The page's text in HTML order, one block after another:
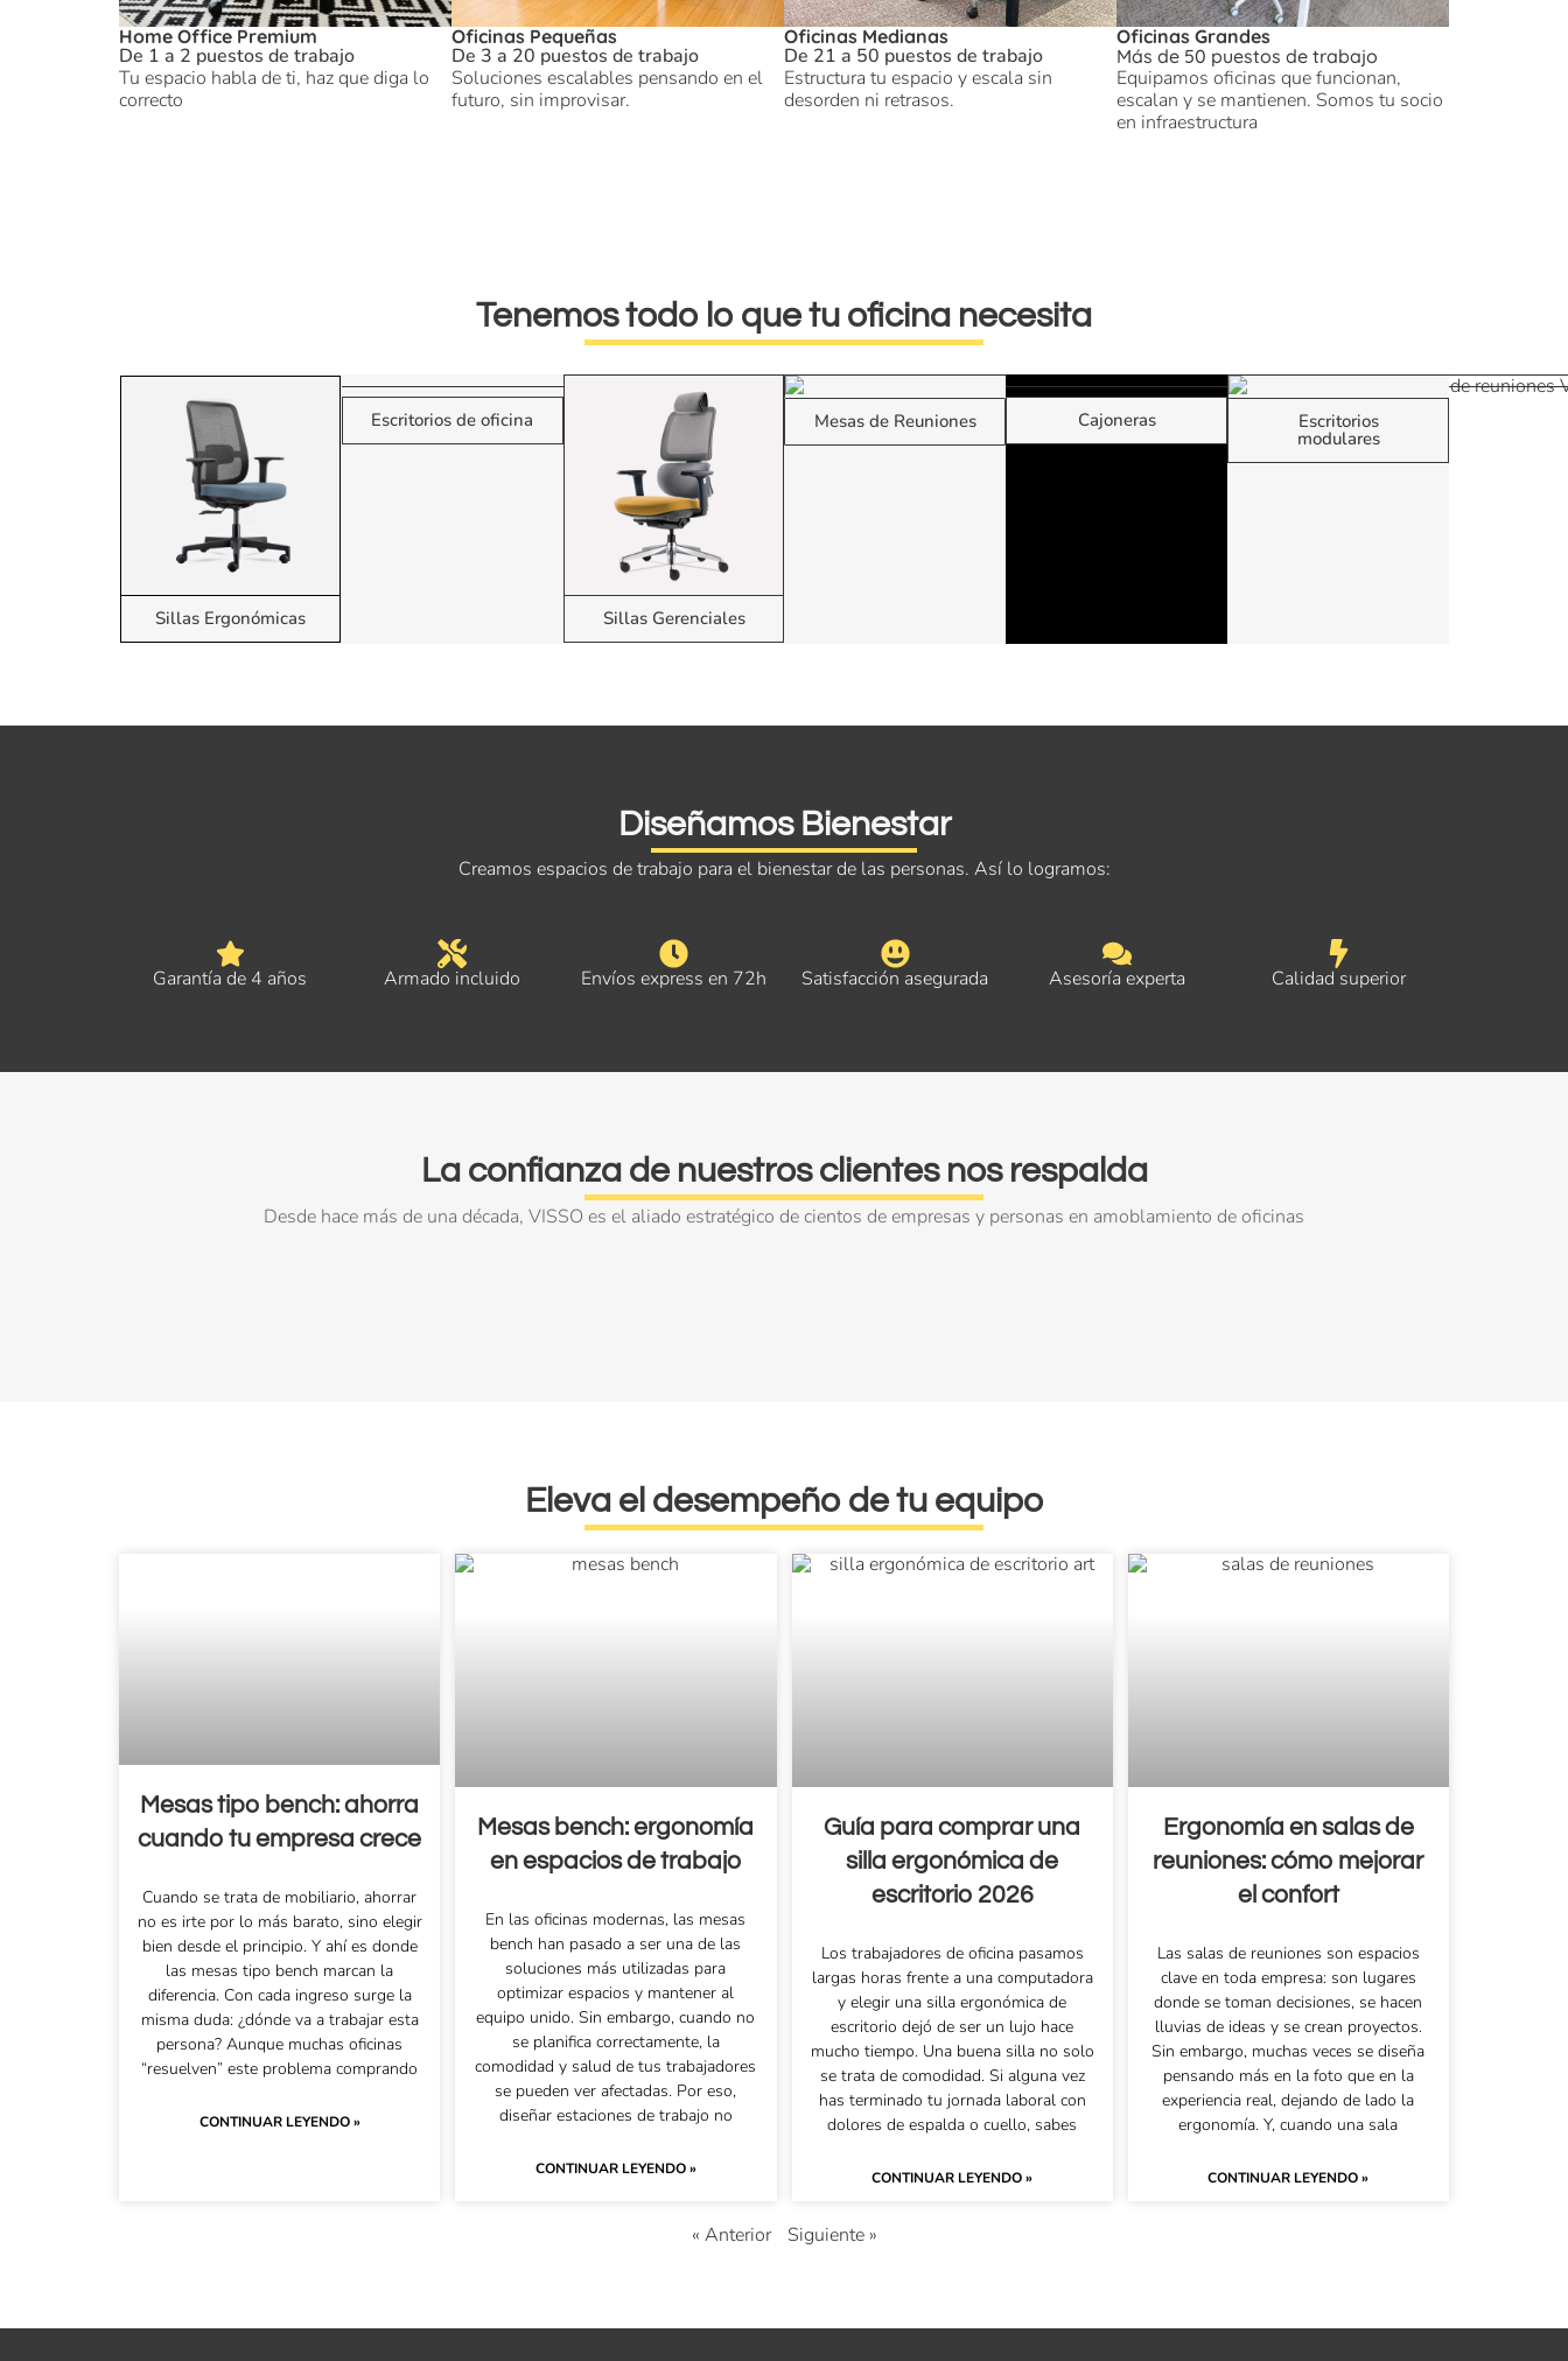
Home Office Premium
De 1 a 2 puestos de trabajo
Tu espacio habla de ti, haz que diga lo
correcto
Oficinas Pequeñas
De 3 a 20 puestos de trabajo
Soluciones escalables pensando en el
futuro, sin improvisar.
Oficinas Medianas
De 21 a 50 puestos de trabajo
Estructura tu espacio y escala sin
desorden ni retrasos.
Oficinas Grandes
Más de 50 puestos de trabajo
Equipamos oficinas que funcionan,
escalan y se mantienen. Somos tu socio
en infraestructura
Tenemos todo lo que tu oficina necesita
Sillas Ergonómicas
Escritorios de oficina
Sillas Gerenciales
Mesas de Reuniones Cajoneras Escritorios
modulares
Diseñamos Bienestar
Creamos espacios de trabajo para el bienestar de las personas. Así lo logramos:
Garantía de 4 años Armado incluido Envíos express en 72h Satisfacción asegurada Asesoría experta Calidad superior
La confianza de nuestros clientes nos respalda
Desde hace más de una década, VISSO es el aliado estratégico de cientos de empresas y personas en amoblamiento de oficinas
Eleva el desempeño de tu equipo
Mesas tipo bench: ahorra
cuando tu empresa crece
Cuando se trata de mobiliario, ahorrar
no es irte por lo más barato, sino elegir
bien desde el principio. Y ahí es donde
las mesas tipo bench marcan la
diferencia. Con cada ingreso surge la
misma duda: ¿dónde va a trabajar esta
persona? Aunque muchas oficinas
“resuelven” este problema comprando
CONTINUAR LEYENDO »
Mesas bench: ergonomía
en espacios de trabajo
En las oficinas modernas, las mesas
bench han pasado a ser una de las
soluciones más utilizadas para
optimizar espacios y mantener al
equipo unido. Sin embargo, cuando no
se planifica correctamente, la
comodidad y salud de tus trabajadores
se pueden ver afectadas. Por eso,
diseñar estaciones de trabajo no
CONTINUAR LEYENDO »
Guía para comprar una
silla ergonómica de
escritorio 2026
Los trabajadores de oficina pasamos
largas horas frente a una computadora
y elegir una silla ergonómica de
escritorio dejó de ser un lujo hace
mucho tiempo. Una buena silla no solo
se trata de comodidad. Si alguna vez
has terminado tu jornada laboral con
dolores de espalda o cuello, sabes
CONTINUAR LEYENDO »
Ergonomía en salas de
reuniones: cómo mejorar
el confort
Las salas de reuniones son espacios
clave en toda empresa: son lugares
donde se toman decisiones, se hacen
lluvias de ideas y se crean proyectos.
Sin embargo, muchas veces se diseña
pensando más en la foto que en la
experiencia real, dejando de lado la
ergonomía. Y, cuando una sala
CONTINUAR LEYENDO »
« Anterior Siguiente »